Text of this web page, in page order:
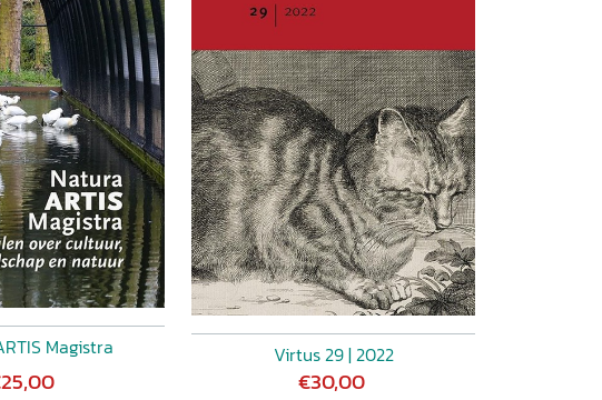
Magistra Virtus 29 | 2022
€30,00